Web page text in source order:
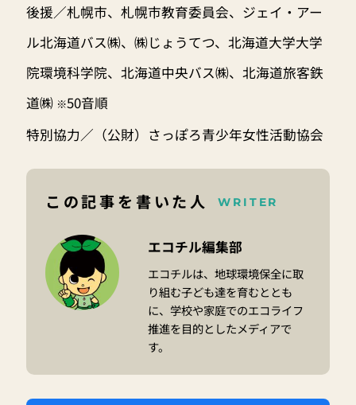
後援／札幌市、札幌市教育委員会、ジェイ・アー
ル北海道バス㈱、㈱じょうてつ、北海道大学大学
院環境科学院、北海道中央バス㈱、北海道旅客鉄
道㈱ ※50音順
特別協力／（公財）さっぽろ青少年女性活動協会
この記事を書いた人 WRITER
エコチル編集部
エコチルは、地球環境保全に取
り組む子ども達を育むととも
に、学校や家庭でのエコライフ
推進を目的としたメディアで
す。